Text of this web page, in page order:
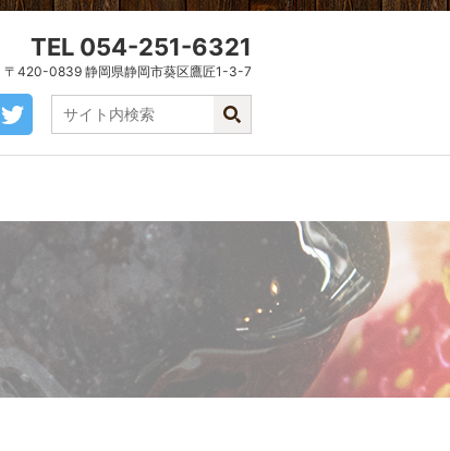
TEL 054-251-6321
〒420-0839 静岡県静岡市葵区鷹匠1-3-7